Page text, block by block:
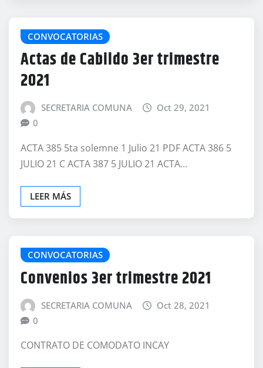
CONVOCATORIAS
Actas de Cabildo 3er trimestre
2021
SECRETARIA COMUNA
Oct 29, 2021
0
ACTA 385 5ta solemne 1 Julio 21 PDF ACTA 386 5
JULIO 21 C ACTA 387 5 JULIO 21 ACTA…
LEER MÁS
CONVOCATORIAS
Convenios 3er trimestre 2021
SECRETARIA COMUNA
Oct 28, 2021
0
CONTRATO DE COMODATO INCAY